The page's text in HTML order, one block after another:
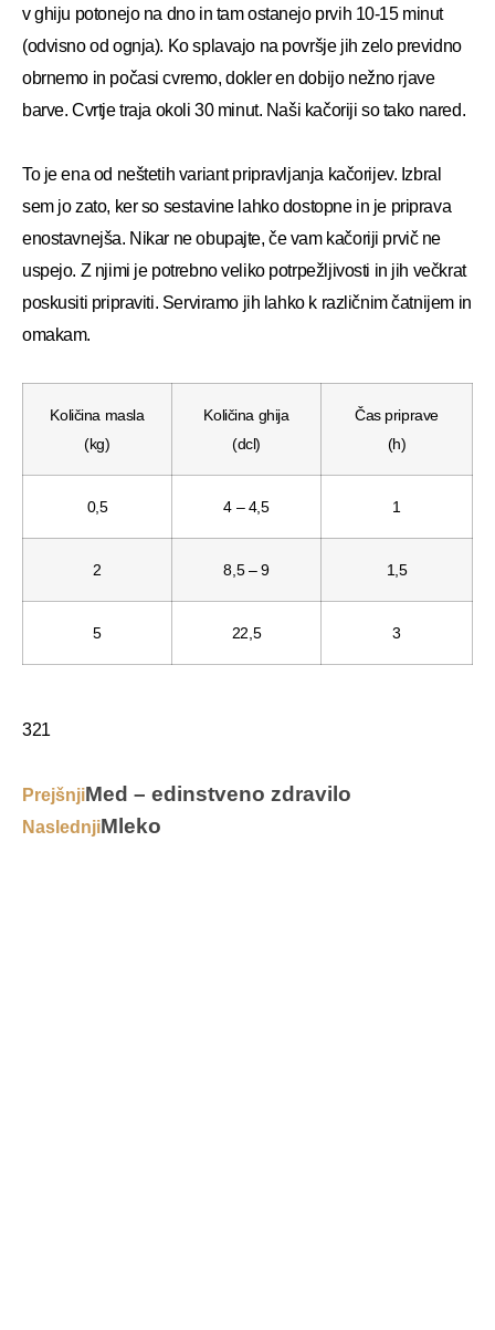
v ghiju potonejo na dno in tam ostanejo prvih 10-15 minut
(odvisno od ognja). Ko splavajo na površje jih zelo previdno
obrnemo in počasi cvremo, dokler en dobijo nežno rjave
barve. Cvrtje traja okoli 30 minut. Naši kačoriji so tako nared.
To je ena od neštetih variant pripravljanja kačorijev. Izbral
sem jo zato, ker so sestavine lahko dostopne in je priprava
enostavnejša. Nikar ne obupajte, če vam kačoriji prvič ne
uspejo. Z njimi je potrebno veliko potrpežljivosti in jih večkrat
poskusiti pripraviti. Serviramo jih lahko k različnim čatnijem in
omakam.
Količina masla
(kg)
Količina ghija
(dcl)
Čas priprave
(h)
0,5 4 – 4,5 1
2 8,5 – 9 1,5
5 22,5 3
321
PrejšnjiMed – edinstveno zdravilo
NaslednjiMleko